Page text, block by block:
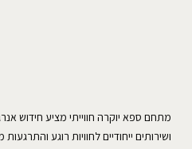
מתחם ספא יוקרה חווייתי מציע חידוש
ושירותים ייחודיים לחוויות רוגע